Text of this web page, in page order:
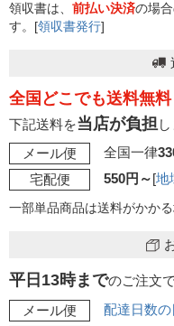
領収書は、 前払い決済の場
す。[領収書発行]
全国どこでも送料無料
下記送料を当店が負担
メール便
全国一律
宅配便
550円～[地
一部単品商品は送料がかかる
平日13時までのご注文
メール便
配達日数の